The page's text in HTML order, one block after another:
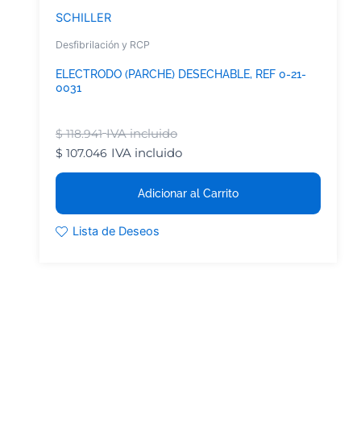
SCHILLER
Desfibrilación y RCP
ELECTRODO (PARCHE) DESECHABLE, REF 0-21-
0031
$118.941 IVA incluido
$ 107.046 IVA incluido
Adicionar al Carrito
Lista de Deseos